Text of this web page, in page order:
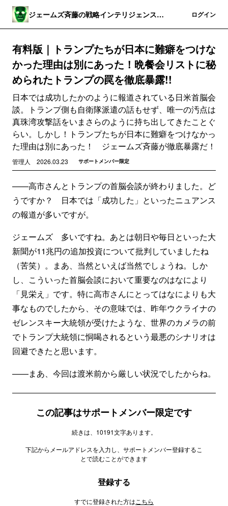
ジェームズ斉藤の戦略インテリジェンス・
ログイン
有料版｜トランプたちが日本に難癖をつけな
かった理由は別にあった！晩餐会リストに秘
められたトランプの罠を徹底暴露!!
日本では成功したかのように報道されている日米首脳会
談。トランプ側も自衛隊派遣の話もせず、唯一の汚点は
真珠湾攻撃話をいまさらのように持ち出してきたことぐ
らい。しかし！トランプたちが日本に難癖をつけなかっ
た理由は別にあった！ ジェームズ斉藤が徹底暴露だ！
管理人 2026.03.23 サポートメンバー限定
——高市さんとトランプの首脳会談が終わりました。ど
うですか？ 日本では「成功した」といったニュアンス
の報道が多いですが。
ジェームズ 多いですね。あとは朝日や毎日といった大
新聞が11兆円の追加投資について批判していましたね
（苦笑）。まあ、当然といえば当然でしょうね。しか
し、こういった首脳会談において重要なのはなにより
「見栄え」です。特に高市さんにとってはなによりも大
事なものでしたから、その意味では、昨年ウクライナの
ゼレンスキー大統領が受けたような、世界のカメラの前
でトランプ大統領に恫喝されるという最悪のシナリオは
回避できたと思います。
——まあ、今回は渡米前から厳しい状況でしたからね。
この記事はサポートメンバー限定です
続きは、10191文字あります。
下記からメールアドレスを入力し、サポートメンバー登録するこ
とで読むことができます
登録する
すでに登録された方は こちら